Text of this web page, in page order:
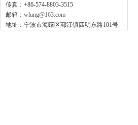
传真：+86-574-8803-3515
邮箱： wlung@163.com
地址：宁波市海曙区鄞江镇四明东路101号